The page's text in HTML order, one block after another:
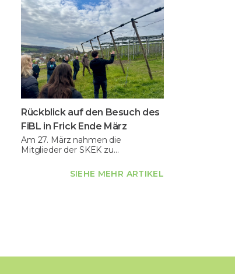
Rückblick auf den Besuch des
FiBL in Frick Ende März
Am 27. März nahmen die
Mitglieder der SKEK zu…
SIEHE MEHR ARTIKEL